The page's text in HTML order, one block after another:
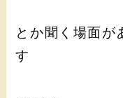
とか聞く場面が